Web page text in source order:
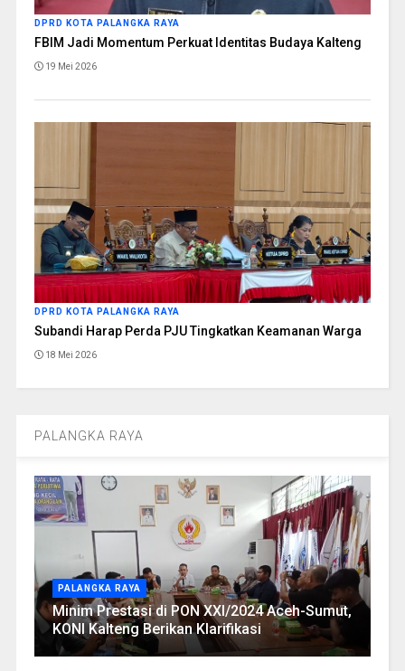
DPRD KOTA PALANGKA RAYA
FBIM Jadi Momentum Perkuat Identitas Budaya Kalteng
19 Mei 2026
DPRD KOTA PALANGKA RAYA
Subandi Harap Perda PJU Tingkatkan Keamanan Warga
18 Mei 2026
PALANGKA RAYA
PALANGKA RAYA
Minim Prestasi di PON XXI/2024 Aceh-Sumut,
KONI Kalteng Berikan Klarifikasi